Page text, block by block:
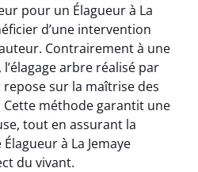
pour un Élagueur à La
d’une intervention
Contrairement à une
arbre réalisé par
sur la maîtrise des
méthode garantit une
tout en assurant la
à La Jemaye
du vivant.